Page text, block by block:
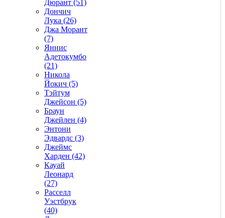
Дюрант (51)
Дончич
Лука (26)
Джа Морант
(7)
Яннис
Адетокумбо
(21)
Никола
Йокич (5)
Тэйтум
Джейсон (5)
Браун
Джейлен (4)
Энтони
Эдвардс (3)
Джеймс
Харден (42)
Кауай
Леонард
(27)
Расселл
Уэстбрук
(40)